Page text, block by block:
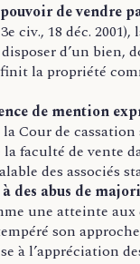
de vendre
civ., 18 déc.
d’un bien,
la propriété
de mention
la Cour de
faculté de vente
des associés
des abus de
une atteinte
son
à l’appréciation